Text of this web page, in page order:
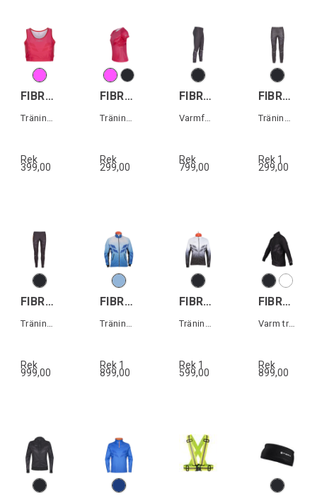
FIBRA Sync Sport Top W
Träningstopp dam
Rek
399,00
FIBRA Sync Tee W
Tränings t-shirt dam
Rek
299,00
FIBRA Sync Trn Pant Warm
Varmfodrad träningsbyxa
Rek
799,00
FIBRA Sync Pro Pant
Träningsbyxa
Rek 1
299,00
FIBRA Sync Hybrid Pant
Rek
999,00
FIBRA Sync Pro Jacket
Rek 1
899,00
FIBRA Sync Hybrid Jacket
Rek 1
599,00
FIBRA Sync Trn Jacket Warm
Varm träningsjacka
Rek
899,00